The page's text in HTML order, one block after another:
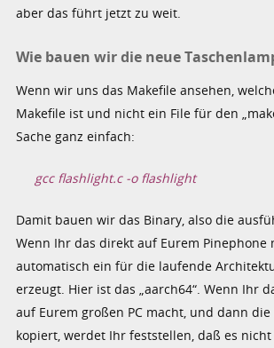
aber das führt jetzt zu weit.
Wie bauen wir die neue
Wenn wir uns das Makefile ansehen,
Makefile ist und nicht ein File für den
Sache ganz einfach:
gcc flashlight.c -o flashlight
Damit bauen wir das Binary, also die
Wenn Ihr das direkt auf Eurem Pinephone
automatisch ein für die laufende
erzeugt. Hier ist das „aarch64“. Wenn Ihr
auf Eurem großen PC macht, und dann
kopiert, werdet Ihr feststellen, daß es